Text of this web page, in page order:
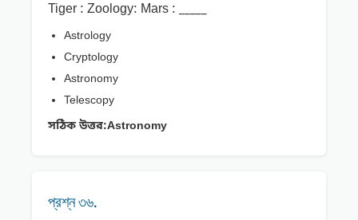
Tiger : Zoology: Mars : _____
Astrology
Cryptology
Astronomy
Telescopy
সঠিক উত্তর:Astronomy
প্রশ্ন ৩৬.